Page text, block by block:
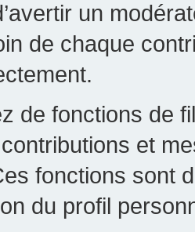
un
de chaque
de fonctions de
contributions et
fonctions sont
du profil